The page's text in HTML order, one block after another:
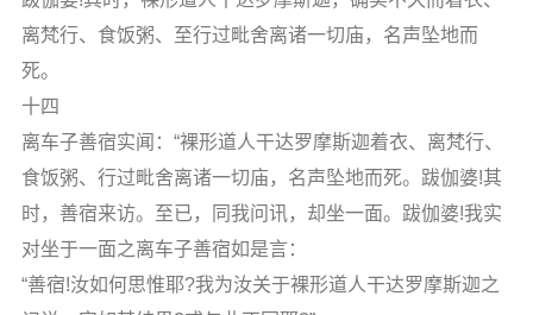
离梵行、食饭粥、至行过毗舍离诸一切庙，名声坠地而
死。
十四
离车子善宿实闻：“裸形道人干达罗摩斯迦着衣、离梵行、
食饭粥、行过毗舍离诸一切庙，名声坠地而死。跋伽婆!其
时，善宿来访。至已，同我问讯，却坐一面。跋伽婆!我实
对坐于一面之离车子善宿如是言：
“善宿!汝如何思惟耶?我为汝关于裸形道人干达罗摩斯迦之